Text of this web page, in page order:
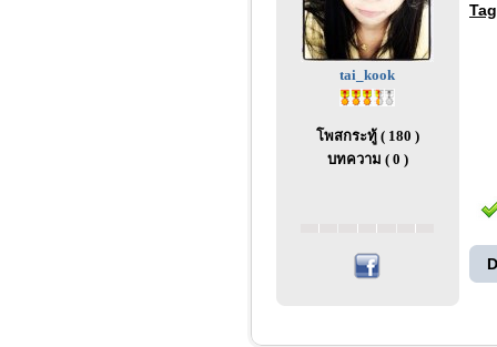
tai_kook
โพสกระทู้ ( 180 )
บทความ ( 0 )
Tag